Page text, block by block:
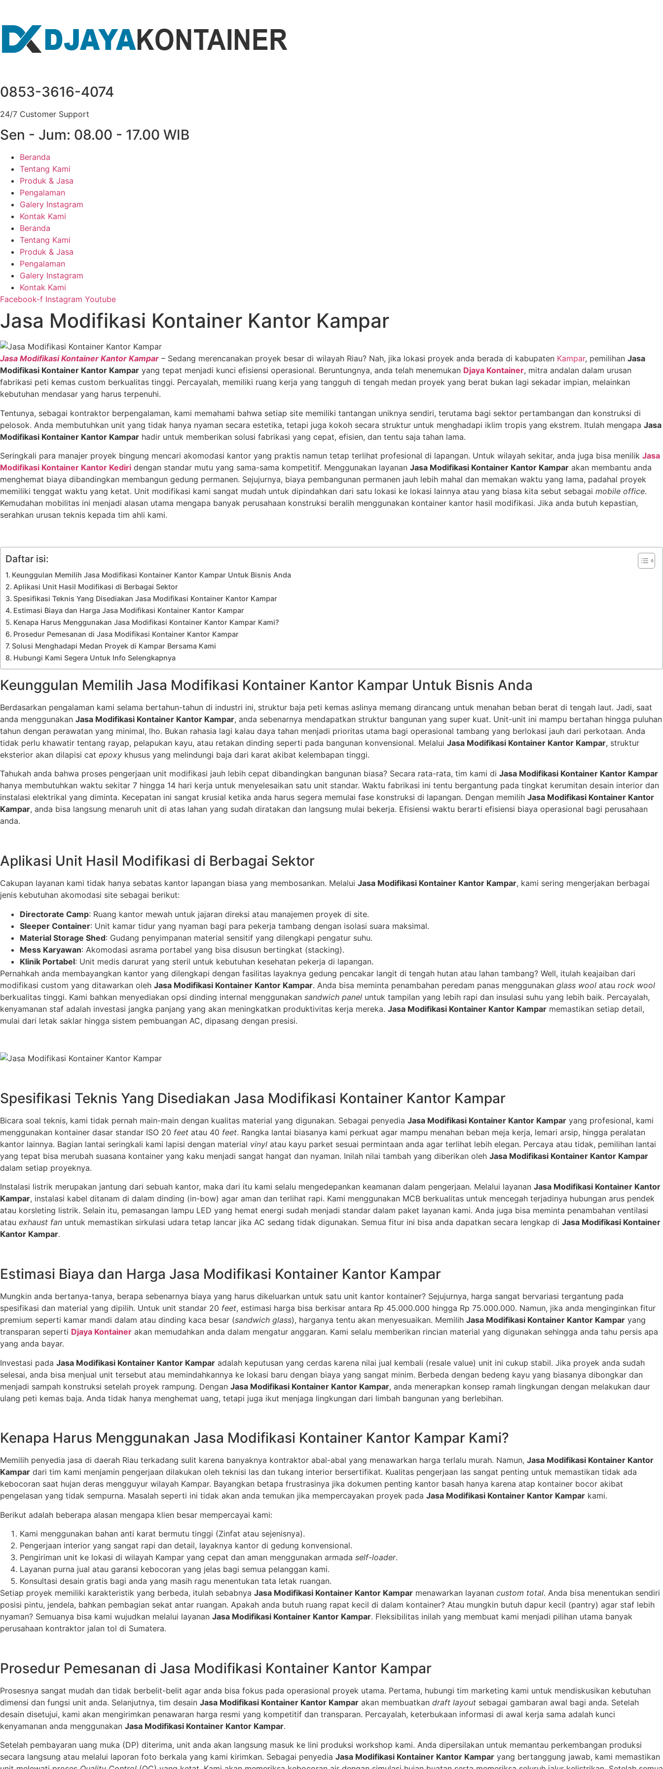
konten
0853-3616-4074
24/7 Customer Support
Sen - Jum: 08.00 - 17.00 WIB
Beranda
Tentang Kami
Produk & Jasa
Pengalaman
Galery Instagram
Kontak Kami
Beranda
Tentang Kami
Produk & Jasa
Pengalaman
Galery Instagram
Kontak Kami
Facebook-f Instagram Youtube
Jasa Modifikasi Kontainer Kantor Kampar
Jasa Modifikasi Kontainer Kantor Kampar – Sedang merencanakan proyek besar di wilayah Riau? Nah, jika lokasi proyek anda berada di kabupaten Kampar, pemilihan Jasa
Modifikasi Kontainer Kantor Kampar yang tepat menjadi kunci efisiensi operasional. Beruntungnya, anda telah menemukan Djaya Kontainer, mitra andalan dalam urusan
fabrikasi peti kemas custom berkualitas tinggi. Percayalah, memiliki ruang kerja yang tangguh di tengah medan proyek yang berat bukan lagi sekadar impian, melainkan
kebutuhan mendasar yang harus terpenuhi.
Tentunya, sebagai kontraktor berpengalaman, kami memahami bahwa setiap site memiliki tantangan uniknya sendiri, terutama bagi sektor pertambangan dan konstruksi di
pelosok. Anda membutuhkan unit yang tidak hanya nyaman secara estetika, tetapi juga kokoh secara struktur untuk menghadapi iklim tropis yang ekstrem. Itulah mengapa Jasa
Modifikasi Kontainer Kantor Kampar hadir untuk memberikan solusi fabrikasi yang cepat, efisien, dan tentu saja tahan lama.
Seringkali para manajer proyek bingung mencari akomodasi kantor yang praktis namun tetap terlihat profesional di lapangan. Untuk wilayah sekitar, anda juga bisa menilik Jasa
Modifikasi Kontainer Kantor Kediri dengan standar mutu yang sama-sama kompetitif. Menggunakan layanan Jasa Modifikasi Kontainer Kantor Kampar akan membantu anda
menghemat biaya dibandingkan membangun gedung permanen. Sejujurnya, biaya pembangunan permanen jauh lebih mahal dan memakan waktu yang lama, padahal proyek
memiliki tenggat waktu yang ketat. Unit modifikasi kami sangat mudah untuk dipindahkan dari satu lokasi ke lokasi lainnya atau yang biasa kita sebut sebagai mobile office.
Kemudahan mobilitas ini menjadi alasan utama mengapa banyak perusahaan konstruksi beralih menggunakan kontainer kantor hasil modifikasi. Jika anda butuh kepastian,
serahkan urusan teknis kepada tim ahli kami.
Daftar isi:
Keunggulan Memilih Jasa Modifikasi Kontainer Kantor Kampar Untuk Bisnis Anda
Aplikasi Unit Hasil Modifikasi di Berbagai Sektor
Spesifikasi Teknis Yang Disediakan Jasa Modifikasi Kontainer Kantor Kampar
Estimasi Biaya dan Harga Jasa Modifikasi Kontainer Kantor Kampar
Kenapa Harus Menggunakan Jasa Modifikasi Kontainer Kantor Kampar Kami?
Prosedur Pemesanan di Jasa Modifikasi Kontainer Kantor Kampar
Solusi Menghadapi Medan Proyek di Kampar Bersama Kami
Hubungi Kami Segera Untuk Info Selengkapnya
Keunggulan Memilih Jasa Modifikasi Kontainer Kantor Kampar Untuk Bisnis Anda
Berdasarkan pengalaman kami selama bertahun-tahun di industri ini, struktur baja peti kemas aslinya memang dirancang untuk menahan beban berat di tengah laut. Jadi, saat
anda menggunakan Jasa Modifikasi Kontainer Kantor Kampar, anda sebenarnya mendapatkan struktur bangunan yang super kuat. Unit-unit ini mampu bertahan hingga puluhan
tahun dengan perawatan yang minimal, lho. Bukan rahasia lagi kalau daya tahan menjadi prioritas utama bagi operasional tambang yang berlokasi jauh dari perkotaan. Anda
tidak perlu khawatir tentang rayap, pelapukan kayu, atau retakan dinding seperti pada bangunan konvensional. Melalui Jasa Modifikasi Kontainer Kantor Kampar, struktur
eksterior akan dilapisi cat epoxy khusus yang melindungi baja dari karat akibat kelembapan tinggi.
Tahukah anda bahwa proses pengerjaan unit modifikasi jauh lebih cepat dibandingkan bangunan biasa? Secara rata-rata, tim kami di Jasa Modifikasi Kontainer Kantor Kampar
hanya membutuhkan waktu sekitar 7 hingga 14 hari kerja untuk menyelesaikan satu unit standar. Waktu fabrikasi ini tentu bergantung pada tingkat kerumitan desain interior dan
instalasi elektrikal yang diminta. Kecepatan ini sangat krusial ketika anda harus segera memulai fase konstruksi di lapangan. Dengan memilih Jasa Modifikasi Kontainer Kantor
Kampar, anda bisa langsung menaruh unit di atas lahan yang sudah diratakan dan langsung mulai bekerja. Efisiensi waktu berarti efisiensi biaya operasional bagi perusahaan
anda.
Aplikasi Unit Hasil Modifikasi di Berbagai Sektor
Cakupan layanan kami tidak hanya sebatas kantor lapangan biasa yang membosankan. Melalui Jasa Modifikasi Kontainer Kantor Kampar, kami sering mengerjakan berbagai
jenis kebutuhan akomodasi site sebagai berikut:
Directorate Camp: Ruang kantor mewah untuk jajaran direksi atau manajemen proyek di site.
Sleeper Container: Unit kamar tidur yang nyaman bagi para pekerja tambang dengan isolasi suara maksimal.
Material Storage Shed: Gudang penyimpanan material sensitif yang dilengkapi pengatur suhu.
Mess Karyawan: Akomodasi asrama portabel yang bisa disusun bertingkat (stacking).
Klinik Portabel: Unit medis darurat yang steril untuk kebutuhan kesehatan pekerja di lapangan.
Pernahkah anda membayangkan kantor yang dilengkapi dengan fasilitas layaknya gedung pencakar langit di tengah hutan atau lahan tambang? Well, itulah keajaiban dari
modifikasi custom yang ditawarkan oleh Jasa Modifikasi Kontainer Kantor Kampar. Anda bisa meminta penambahan peredam panas menggunakan glass wool atau rock wool
berkualitas tinggi. Kami bahkan menyediakan opsi dinding internal menggunakan sandwich panel untuk tampilan yang lebih rapi dan insulasi suhu yang lebih baik. Percayalah,
kenyamanan staf adalah investasi jangka panjang yang akan meningkatkan produktivitas kerja mereka. Jasa Modifikasi Kontainer Kantor Kampar memastikan setiap detail,
mulai dari letak saklar hingga sistem pembuangan AC, dipasang dengan presisi.
Spesifikasi Teknis Yang Disediakan Jasa Modifikasi Kontainer Kantor Kampar
Bicara soal teknis, kami tidak pernah main-main dengan kualitas material yang digunakan. Sebagai penyedia Jasa Modifikasi Kontainer Kantor Kampar yang profesional, kami
menggunakan kontainer dasar standar ISO 20 feet atau 40 feet. Rangka lantai biasanya kami perkuat agar mampu menahan beban meja kerja, lemari arsip, hingga peralatan
kantor lainnya. Bagian lantai seringkali kami lapisi dengan material vinyl atau kayu parket sesuai permintaan anda agar terlihat lebih elegan. Percaya atau tidak, pemilihan lantai
yang tepat bisa merubah suasana kontainer yang kaku menjadi sangat hangat dan nyaman. Inilah nilai tambah yang diberikan oleh Jasa Modifikasi Kontainer Kantor Kampar
dalam setiap proyeknya.
Instalasi listrik merupakan jantung dari sebuah kantor, maka dari itu kami selalu mengedepankan keamanan dalam pengerjaan. Melalui layanan Jasa Modifikasi Kontainer Kantor
Kampar, instalasi kabel ditanam di dalam dinding (in-bow) agar aman dan terlihat rapi. Kami menggunakan MCB berkualitas untuk mencegah terjadinya hubungan arus pendek
atau korsleting listrik. Selain itu, pemasangan lampu LED yang hemat energi sudah menjadi standar dalam paket layanan kami. Anda juga bisa meminta penambahan ventilasi
atau exhaust fan untuk memastikan sirkulasi udara tetap lancar jika AC sedang tidak digunakan. Semua fitur ini bisa anda dapatkan secara lengkap di Jasa Modifikasi Kontainer
Kantor Kampar.
Estimasi Biaya dan Harga Jasa Modifikasi Kontainer Kantor Kampar
Mungkin anda bertanya-tanya, berapa sebenarnya biaya yang harus dikeluarkan untuk satu unit kantor kontainer? Sejujurnya, harga sangat bervariasi tergantung pada
spesifikasi dan material yang dipilih. Untuk unit standar 20 feet, estimasi harga bisa berkisar antara Rp 45.000.000 hingga Rp 75.000.000. Namun, jika anda menginginkan fitur
premium seperti kamar mandi dalam atau dinding kaca besar (sandwich glass), harganya tentu akan menyesuaikan. Memilih Jasa Modifikasi Kontainer Kantor Kampar yang
transparan seperti Djaya Kontainer akan memudahkan anda dalam mengatur anggaran. Kami selalu memberikan rincian material yang digunakan sehingga anda tahu persis apa
yang anda bayar.
Investasi pada Jasa Modifikasi Kontainer Kantor Kampar adalah keputusan yang cerdas karena nilai jual kembali (resale value) unit ini cukup stabil. Jika proyek anda sudah
selesai, anda bisa menjual unit tersebut atau memindahkannya ke lokasi baru dengan biaya yang sangat minim. Berbeda dengan bedeng kayu yang biasanya dibongkar dan
menjadi sampah konstruksi setelah proyek rampung. Dengan Jasa Modifikasi Kontainer Kantor Kampar, anda menerapkan konsep ramah lingkungan dengan melakukan daur
ulang peti kemas baja. Anda tidak hanya menghemat uang, tetapi juga ikut menjaga lingkungan dari limbah bangunan yang berlebihan.
Kenapa Harus Menggunakan Jasa Modifikasi Kontainer Kantor Kampar Kami?
Memilih penyedia jasa di daerah Riau terkadang sulit karena banyaknya kontraktor abal-abal yang menawarkan harga terlalu murah. Namun, Jasa Modifikasi Kontainer Kantor
Kampar dari tim kami menjamin pengerjaan dilakukan oleh teknisi las dan tukang interior bersertifikat. Kualitas pengerjaan las sangat penting untuk memastikan tidak ada
kebocoran saat hujan deras mengguyur wilayah Kampar. Bayangkan betapa frustrasinya jika dokumen penting kantor basah hanya karena atap kontainer bocor akibat
pengelasan yang tidak sempurna. Masalah seperti ini tidak akan anda temukan jika mempercayakan proyek pada Jasa Modifikasi Kontainer Kantor Kampar kami.
Berikut adalah beberapa alasan mengapa klien besar mempercayai kami:
Kami menggunakan bahan anti karat bermutu tinggi (Zinfat atau sejenisnya).
Pengerjaan interior yang sangat rapi dan detail, layaknya kantor di gedung konvensional.
Pengiriman unit ke lokasi di wilayah Kampar yang cepat dan aman menggunakan armada self-loader.
Layanan purna jual atau garansi kebocoran yang jelas bagi semua pelanggan kami.
Konsultasi desain gratis bagi anda yang masih ragu menentukan tata letak ruangan.
Setiap proyek memiliki karakteristik yang berbeda, itulah sebabnya Jasa Modifikasi Kontainer Kantor Kampar menawarkan layanan custom total. Anda bisa menentukan sendiri
posisi pintu, jendela, bahkan pembagian sekat antar ruangan. Apakah anda butuh ruang rapat kecil di dalam kontainer? Atau mungkin butuh dapur kecil (pantry) agar staf lebih
nyaman? Semuanya bisa kami wujudkan melalui layanan Jasa Modifikasi Kontainer Kantor Kampar. Fleksibilitas inilah yang membuat kami menjadi pilihan utama banyak
perusahaan kontraktor jalan tol di Sumatera.
Prosedur Pemesanan di Jasa Modifikasi Kontainer Kantor Kampar
Prosesnya sangat mudah dan tidak berbelit-belit agar anda bisa fokus pada operasional proyek utama. Pertama, hubungi tim marketing kami untuk mendiskusikan kebutuhan
dimensi dan fungsi unit anda. Selanjutnya, tim desain Jasa Modifikasi Kontainer Kantor Kampar akan membuatkan draft layout sebagai gambaran awal bagi anda. Setelah
desain disetujui, kami akan mengirimkan penawaran harga resmi yang kompetitif dan transparan. Percayalah, keterbukaan informasi di awal kerja sama adalah kunci
kenyamanan anda menggunakan Jasa Modifikasi Kontainer Kantor Kampar.
Setelah pembayaran uang muka (DP) diterima, unit anda akan langsung masuk ke lini produksi workshop kami. Anda dipersilakan untuk memantau perkembangan produksi
secara langsung atau melalui laporan foto berkala yang kami kirimkan. Sebagai penyedia Jasa Modifikasi Kontainer Kantor Kampar yang bertanggung jawab, kami memastikan